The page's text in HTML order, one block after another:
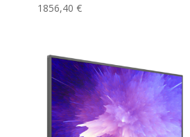
1856,40 €